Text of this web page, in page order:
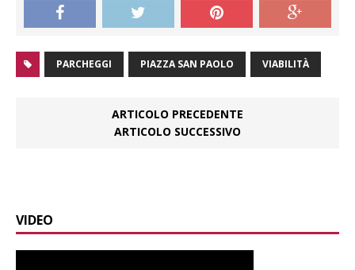
PARCHEGGI PIAZZA SAN PAOLO VIABILITÀ
ARTICOLO PRECEDENTE
ARTICOLO SUCCESSIVO
VIDEO